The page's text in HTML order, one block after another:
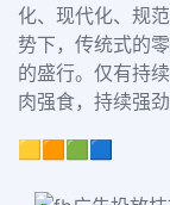
化、现代化、规
势下，传统式的
的盛行。仅有持
肉强食，持续强劲
🟨🟧🟩🟦